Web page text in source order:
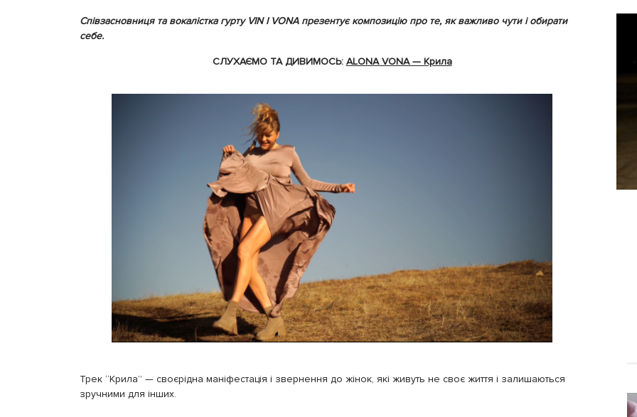
Співзасновниця та вокалістка гурту VIN I VONA презентує композицію про те, як важливо чути і обирати
себе.
СЛУХАЄМО ТА ДИВИМОСЬ: ALONA VONA — Крила
Трек “Крила” — своєрідна маніфестація і звернення до жінок, які живуть не своє життя і залишаються
зручними для інших.